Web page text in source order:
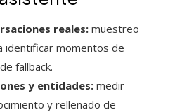
reales: muestreo
identificar momentos de
fallback.
y entidades: medir
y rellenado de